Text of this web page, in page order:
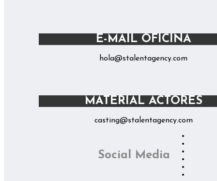
MATERIAL ACTORES
casting@stalentagency.com
E-MAIL OFICINA
hola@stalentagency.com
Social Media